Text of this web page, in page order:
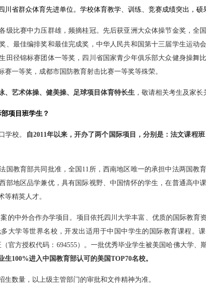
川省群众体育先进单位。学校体育教学、训练、竞赛成绩突出，硕
级比赛中力压群雄，频摘桂冠。先后获亚洲大众体操节金奖，全
、最佳编排奖和最佳完成奖，中华人民共和国第十三届学生运动
田径锦标赛团体一等奖，四川省国家青少年俱乐部大众健身操舞
赛一等奖，成都市国防教育射击比赛一等奖等殊荣。
、艺术体操、健美操、足球项目体育特长生 ，敬请相关考生及家长
项目班学生？
学校。 自2011年以来，开办了两个国际项目，分别是：法文课程
国教育部共同批准，全国 11 所，西南地区唯一的承担中法两国教
部地区品学兼优，具有国际视野、中国情怀的学生，在普通高中
等精英人才。
的中外合作办学项目。项目依托四川大学丰富、优质的国际教育
大学等世界名校，开发出适用于中国中学生的国际教育课程。
官方授权代码： 694555）。一批优秀毕业学生被美国哈佛大学、
生100%进入中国教育部认可的美国TOP70名校。
数量，以上级主管部门的审批和文件精神为准。